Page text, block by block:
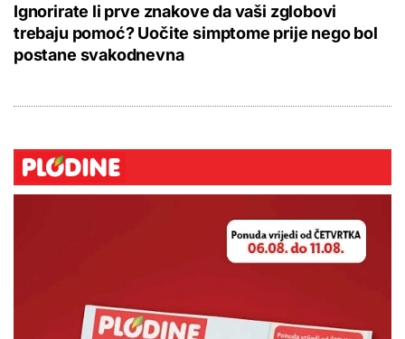
Ignorirate li prve znakove da vaši zglobovi
trebaju pomoć? Uočite simptome prije nego bol
postane svakodnevna